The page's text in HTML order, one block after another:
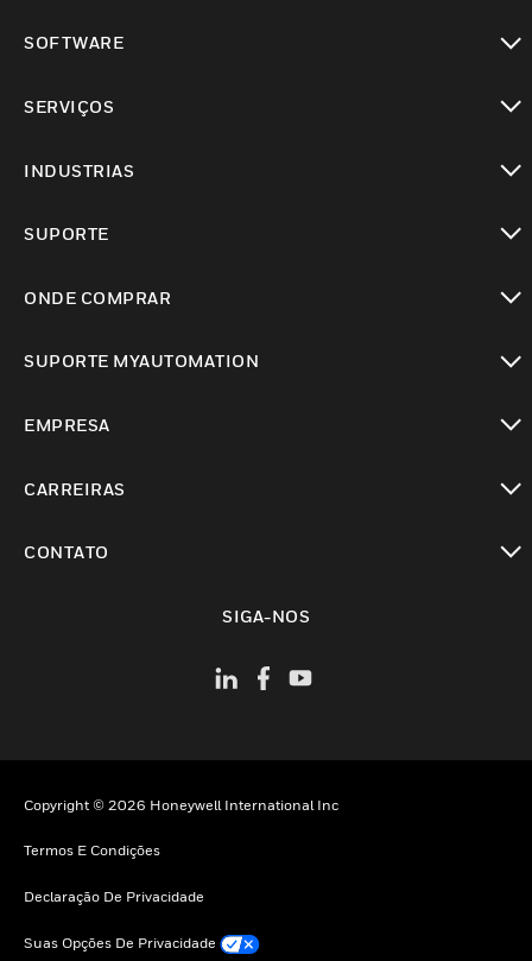
SOFTWARE
SERVIÇOS
INDUSTRIAS
SUPORTE
ONDE COMPRAR
SUPORTE MYAUTOMATION
EMPRESA
CARREIRAS
CONTATO
SIGA-NOS
Copyright © 2026 Honeywell International Inc
Termos E Condições
Declaração De Privacidade
Suas Opções De Privacidade